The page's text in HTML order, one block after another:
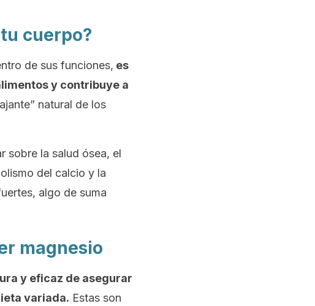
cuerpo?
de sus funciones, es
y contribuye a
natural de los
sobre la salud ósea, el
del calcio y la
algo de suma
magnesio
y eficaz de asegurar
variada. Estas son